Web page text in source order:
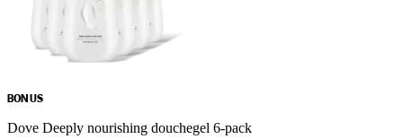
BONUS
Dove Deeply nourishing douchegel 6-pack